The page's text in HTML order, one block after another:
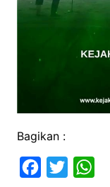
Bagikan :